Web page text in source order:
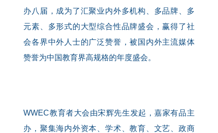
办八届，成为了汇聚业内外多机构、多品牌、多
元素、多形式的大型综合性品牌盛会，赢得了社
会各界中外人士的广泛赞誉，被国内外主流媒体
赞誉为中国教育界高规格的年度盛会。
WWEC教育者大会由宋辉先生发起，嘉家有品主
办，聚集海内外资本、学术、教育、文艺、政商